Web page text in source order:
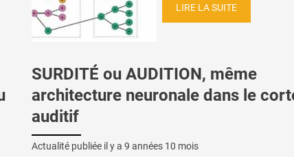
LIRE LA SUITE
SURDITÉ ou AUDITION, même
architecture neuronale dans le
auditif
Actualité publiée il y a 9 années 10 mois